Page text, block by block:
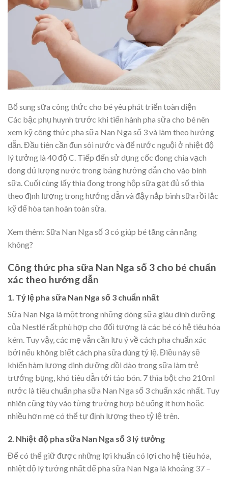
Bổ sung sữa công thức cho bé yêu phát triển toàn diện
Các bậc phụ huynh trước khi tiến hành pha sữa cho bé nên
xem kỹ công thức pha sữa Nan Nga số 3 và làm theo hướng
dẫn. Đầu tiên cần đun sôi nước và để nước nguội ở nhiệt độ
lý tưởng là 40 độ C. Tiếp đến sử dụng cốc đong chia vạch
đong đủ lượng nước trong bảng hướng dẫn cho vào bình
sữa. Cuối cùng lấy thìa đong trong hộp sữa gạt đủ số thìa
theo định lượng trong hướng dẫn và đậy nắp bình sữa rồi lắc
kỹ để hòa tan hoàn toàn sữa.
Xem thêm: Sữa Nan Nga số 3 có giúp bé tăng cân nặng
không?
Công thức pha sữa Nan Nga số 3 cho bé chuẩn
xác theo hướng dẫn
1. Tỷ lệ pha sữa Nan Nga số 3 chuẩn nhất
Sữa Nan Nga là một trong những dòng sữa giàu dinh dưỡng
của Nestlé rất phù hợp cho đối tượng là các bé có hệ tiêu hóa
kém. Tuy vậy, các mẹ vẫn cần lưu ý về cách pha chuẩn xác
bởi nếu không biết cách pha sữa đúng tỷ lệ. Điều này sẽ
khiến hàm lượng dinh dưỡng dồi dào trong sữa làm trẻ
trướng bụng, khó tiêu dẫn tới táo bón. 7 thìa bột cho 210ml
nước là tiêu chuẩn pha sữa Nan Nga số 3 chuẩn xác nhất. Tuy
nhiên cũng tùy vào từng trường hợp bé uống ít hơn hoặc
nhiều hơn mẹ có thể tự định lượng theo tỷ lệ trên.
2. Nhiệt độ pha sữa Nan Nga số 3 lý tưởng
Để có thể giữ được những lợi khuẩn có lợi cho hệ tiêu hóa,
nhiệt độ lý tưởng nhất để pha sữa Nan Nga là khoảng 37 –